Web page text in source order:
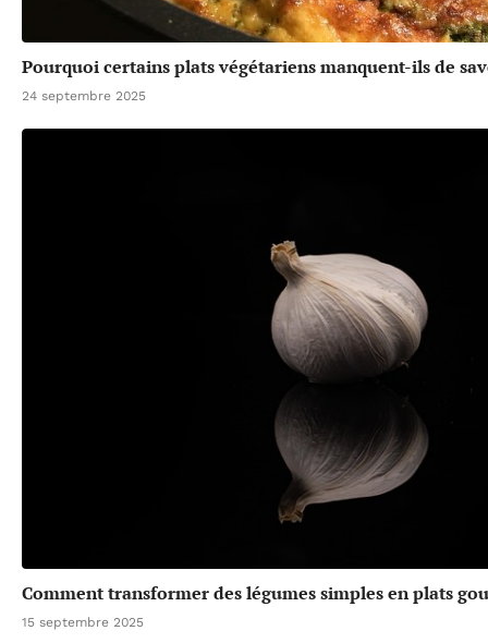
Pourquoi certains plats végétariens manquent-ils de
24 septembre 2025
Comment transformer des légumes simples en plats
15 septembre 2025